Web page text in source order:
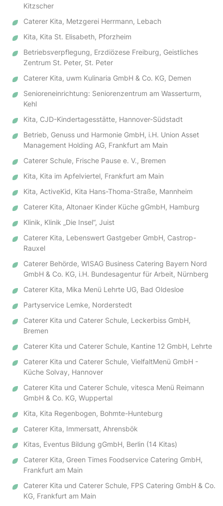
Kitzscher
Caterer Kita, Metzgerei Herrmann, Lebach
Kita, Kita St. Elisabeth, Pforzheim
Betriebsverpflegung, Erzdiözese Freiburg, Geistliches
Zentrum St. Peter, St. Peter
Caterer Kita, uwm Kulinaria GmbH & Co. KG, Demen
Senioreneinrichtung: Seniorenzentrum am Wasserturm,
Kehl
Kita, CJD-Kindertagesstätte, Hannover-Südstadt
Betrieb, Genuss und Harmonie GmbH, i.H. Union Asset
Management Holding AG, Frankfurt am Main
Caterer Schule, Frische Pause e. V., Bremen
Kita, Kita im Apfelviertel, Frankfurt am Main
Kita, ActiveKid, Kita Hans-Thoma-Straße, Mannheim
Caterer Kita, Altonaer Kinder Küche gGmbH, Hamburg
Klinik, Klinik „Die Insel“, Juist
Caterer Kita, Lebenswert Gastgeber GmbH, Castrop-
Rauxel
Caterer Behörde, WISAG Business Catering Bayern Nord
GmbH & Co. KG, i.H. Bundesagentur für Arbeit, Nürnberg
Caterer Kita, Mika Menü Lehrte UG, Bad Oldesloe
Partyservice Lemke, Norderstedt
Caterer Kita und Caterer Schule, Leckerbiss GmbH,
Bremen
Caterer Kita und Caterer Schule, Kantine 12 GmbH, Lehrte
Caterer Kita und Caterer Schule, VielfaltMenü GmbH -
Küche Solvay, Hannover
Caterer Kita und Caterer Schule, vitesca Menü Reimann
GmbH & Co. KG, Wuppertal
Kita, Kita Regenbogen, Bohmte-Hunteburg
Caterer Kita, Immersatt, Ahrensbök
Kitas, Eventus Bildung gGmbH, Berlin (14 Kitas)
Caterer Kita, Green Times Foodservice Catering GmbH,
Frankfurt am Main
Caterer Kita und Caterer Schule, FPS Catering GmbH & Co.
KG, Frankfurt am Main